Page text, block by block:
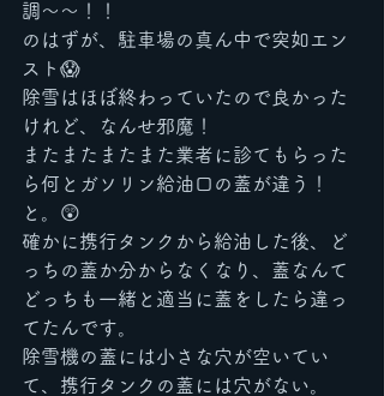
調〜〜！！
のはずが、駐車場の真ん中で突如エン
スト😱
除雪はほぼ終わっていたので良かった
けれど、なんせ邪魔！
またまたまたまた業者に診てもらった
ら何とガソリン給油口の蓋が違う！
と。😲
確かに携行タンクから給油した後、ど
っちの蓋か分からなくなり、蓋なんて
どっちも一緒と適当に蓋をしたら違っ
てたんです。
除雪機の蓋には小さな穴が空いてい
て、携行タンクの蓋には穴がない。